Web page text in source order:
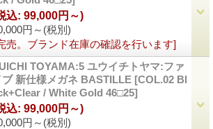
円～ (税別)
込: 99,000円～)
売。ブランド在庫の確認を行います]
TOYAMA:5 ユウイチトヤマ:ファ
ブ 新仕様メガネ BASTILLE [COL.02 Bl
/ White Gold 46□25]
円～ (税別)
込: 99,000円～)